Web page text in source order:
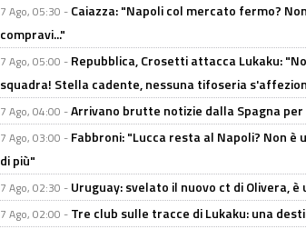
7 Ago, 05:30 - Caiazza: "Napoli col mercato fermo?
compravi..."
7 Ago, 05:00 - Repubblica, Crosetti attacca Lukaku:
squadra! Stella cadente, nessuna tifoseria
7 Ago, 04:00 -Arrivano brutte notizie dalla Spagna
7 Ago, 03:00 - Fabbroni: "Lucca resta al Napoli? Non
di più"
7 Ago, 02:30 - Uruguay: svelato il nuovo ct di Olivera, è
7 Ago, 02:00 - Tre club sulle tracce di Lukaku: una